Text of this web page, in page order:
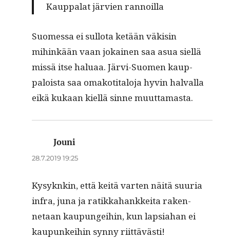
Kaup­palat järvien rannoilla
Suomes­sa ei sul­lota ketään väk­isin
mihinkään vaan jokainen saa asua siel­lä
mis­sä itse halu­aa. Järvi-Suomen kaup­
paloista saa omakoti­talo­ja hyvin hal­val­la
eikä kukaan kiel­lä sinne muuttamasta.
Jouni
28.7.2019 19:25
Kysyknkin, että keitä varten näitä suuria
infra, juna ja ratikka­hankkei­ta raken­
netaan kaupungei­hin, kun lap­si­a­han ei
kaupunkei­hin syn­ny riittävästi!